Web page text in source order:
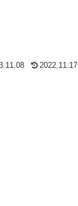
2022.11.17